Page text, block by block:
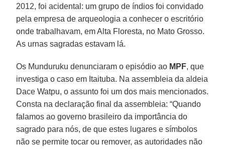
2012, foi acidental: um grupo de índios foi convidado
pela empresa de arqueologia a conhecer o escritório
onde trabalhavam, em Alta Floresta, no Mato Grosso.
As urnas sagradas estavam lá.
Os Munduruku denunciaram o episódio ao MPF, que
investiga o caso em Itaituba. Na assembleia da aldeia
Dace Watpu, o assunto foi um dos mais mencionados.
Consta na declaração final da assembleia: “Quando
falamos ao governo brasileiro da importância do
sagrado para nós, de que estes lugares e símbolos
não se permite tocar ou remover, as autoridades não